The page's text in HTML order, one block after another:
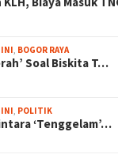
INI, BOGOR RAYA
Soal Biskita T…
INI, POLITIK
‘Tenggelam’…